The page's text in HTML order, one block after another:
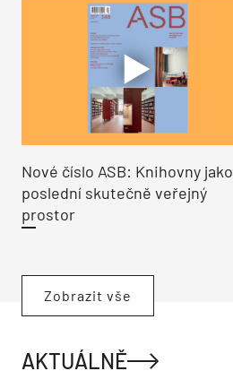
Nové číslo ASB: Knihovny jako
poslední skutečně veřejný
prostor
Zobrazit vše
AKTUÁLNĚ